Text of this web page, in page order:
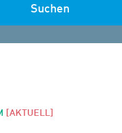
Suchen
[AKTUELL]